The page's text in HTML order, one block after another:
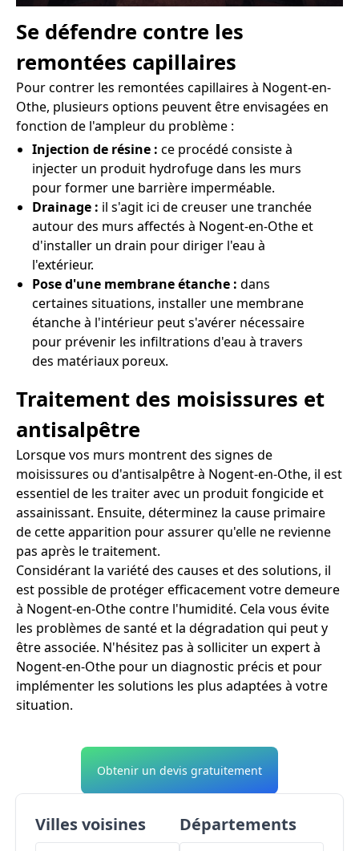
Se défendre contre les
remontées capillaires
Pour contrer les remontées capillaires à Nogent-en-
Othe, plusieurs options peuvent être envisagées en
fonction de l'ampleur du problème :
Injection de résine : ce procédé consiste à
injecter un produit hydrofuge dans les murs
pour former une barrière imperméable.
Drainage : il s'agit ici de creuser une tranchée
autour des murs affectés à Nogent-en-Othe et
d'installer un drain pour diriger l'eau à
l'extérieur.
Pose d'une membrane étanche : dans
certaines situations, installer une membrane
étanche à l'intérieur peut s'avérer nécessaire
pour prévenir les infiltrations d'eau à travers
des matériaux poreux.
Traitement des moisissures et
antisalpêtre
Lorsque vos murs montrent des signes de
moisissures ou d'antisalpêtre à Nogent-en-Othe, il est
essentiel de les traiter avec un produit fongicide et
assainissant. Ensuite, déterminez la cause primaire
de cette apparition pour assurer qu'elle ne revienne
pas après le traitement.
Considérant la variété des causes et des solutions, il
est possible de protéger efficacement votre demeure
à Nogent-en-Othe contre l'humidité. Cela vous évite
les problèmes de santé et la dégradation qui peut y
être associée. N'hésitez pas à solliciter un expert à
Nogent-en-Othe pour un diagnostic précis et pour
implémenter les solutions les plus adaptées à votre
situation.
Obtenir un devis gratuitement
Villes voisines Départements